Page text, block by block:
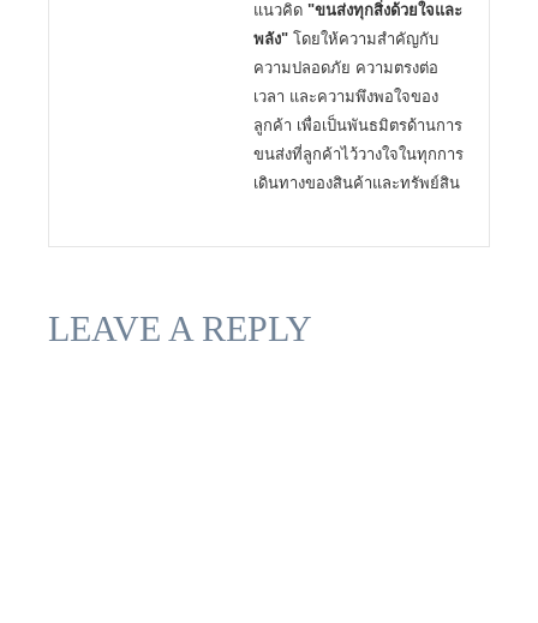
แนวคิด "ขนส่งทุกสิ่งด้วยใจและ
พลัง" โดยให้ความสำคัญกับ
ความปลอดภัย ความตรงต่อ
เวลา และความพึงพอใจของ
ลูกค้า เพื่อเป็นพันธมิตรด้านการ
ขนส่งที่ลูกค้าไว้วางใจในทุกการ
เดินทางของสินค้าและทรัพย์สิน
LEAVE A REPLY